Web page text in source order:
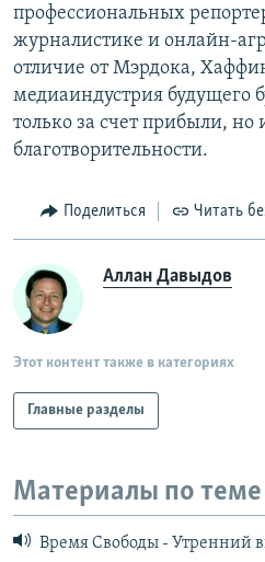
профессиональных
журналистике и онлайн-
отличие от Мэрдока,
медиаиндустрия будущего
только за счет прибыли, но
благотворительности.
Поделиться Читать
Аллан Давыдов
Этот контент также в категориях
Главные разделы
Материалы по теме
Время Свободы - Утренний